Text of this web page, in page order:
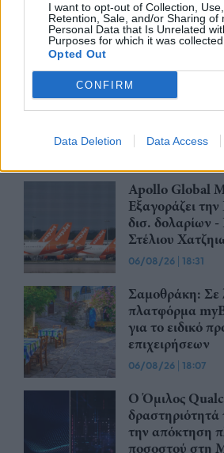
I want to opt-out of Collection, Use,
Retention, Sale, and/or Sharing of
Personal Data that Is Unrelated
Purposes for which it was collected.
Opted Out
CONFIRM
Data Deletion Data Access
07/08/26|15:29
CSG: Διψήφια
και ισχυρό
του 2026
Apollo Global
Εξαγοράζει
δισ. δολαρίων
Στέλιου
06/08/26 | 18:31
Σαμοθράκη: Σε
πλατφόρμα
για το ειδικό
επιχειρήσεων
06/08/26 | 18:07
Ο Όμιλος
την απόκτηση
ποσοστού στη